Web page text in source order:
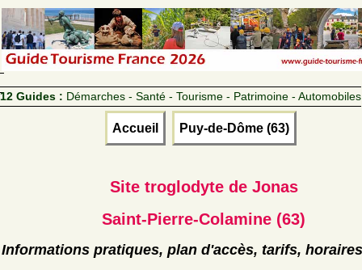
12 Guides : Démarches - Santé - Tourisme - Patrimoine - Automobiles
Accueil Puy-de-Dôme (63)
Site troglodyte de Jonas
Saint-Pierre-Colamine (63)
Informations pratiques, plan d'accès, tarifs, horaires